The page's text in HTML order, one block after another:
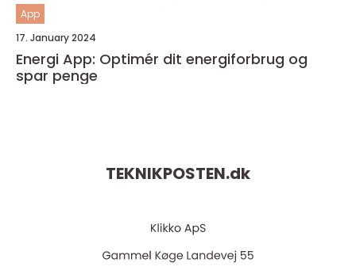
App
17. January 2024
Energi App: Optimér dit energiforbrug og
spar penge
TEKNIKPOSTEN.dk